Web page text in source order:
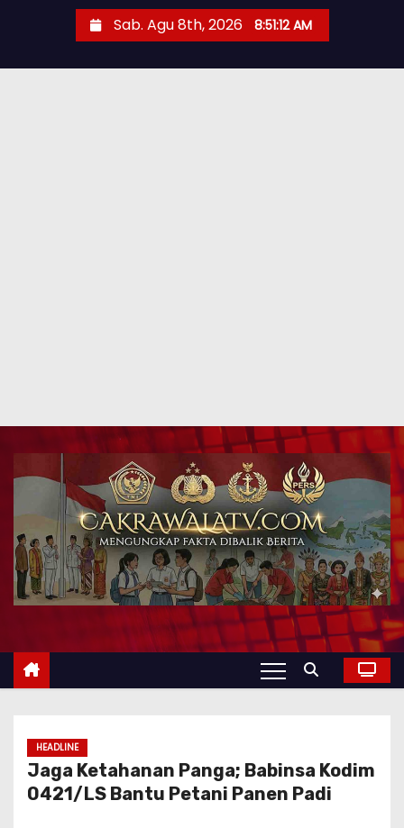
Sab. Agu 8th, 2026 8:51:13 AM
HEADLINE
Jaga Ketahanan Panga; Babinsa Kodim
0421/LS Bantu Petani Panen Padi